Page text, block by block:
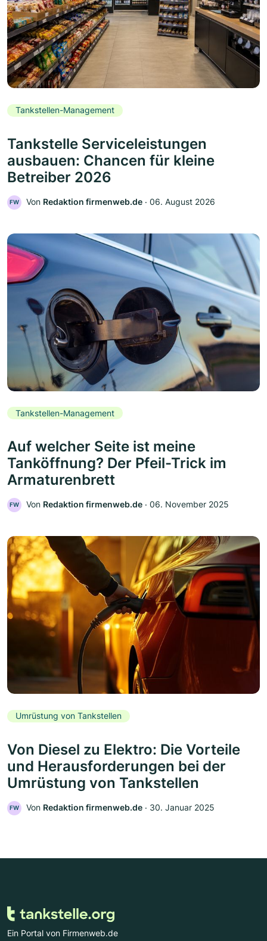
Tankstellen-Management
Tankstelle Serviceleistungen
ausbauen: Chancen für kleine
Betreiber 2026
FW Von Redaktion firmenweb.de ‧ 06. August 2026
Tankstellen-Management
Auf welcher Seite ist meine
Tanköffnung? Der Pfeil-Trick im
Armaturenbrett
FW Von Redaktion firmenweb.de ‧ 06. November 2025
Umrüstung von Tankstellen
Von Diesel zu Elektro: Die Vorteile
und Herausforderungen bei der
Umrüstung von Tankstellen
FW Von Redaktion firmenweb.de ‧ 30. Januar 2025
Ein Portal von Firmenweb.de